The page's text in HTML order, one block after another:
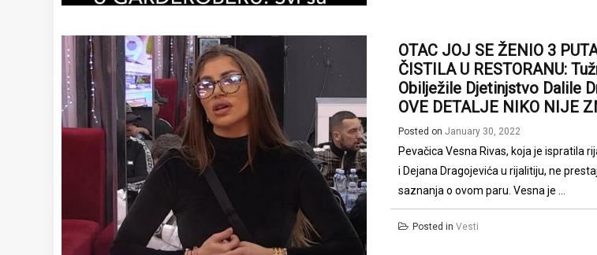
OTAC JOJ SE ŽENIO 3
ČISTILA U RESTORANU:
Obilježile Djetinjstvo Dalile
OVE DETALJE NIKO NIJE
Posted onJanuary 30, 2022
Pevačica Vesna Rivas, koja je ispratila
i Dejana Dragojevića u rijalitiju, ne
saznanja o ovom paru. Vesna je ...
Posted inVesti